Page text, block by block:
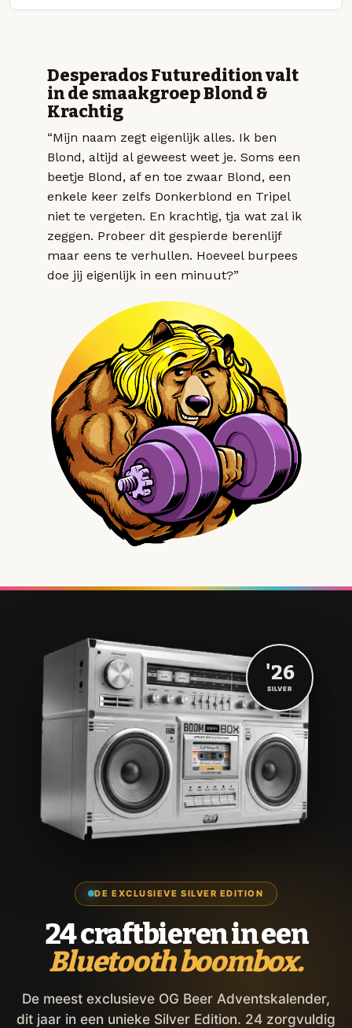
Desperados Futuredition valt
in de smaakgroep Blond &
Krachtig
“Mijn naam zegt eigenlijk alles. Ik ben
Blond, altijd al geweest weet je. Soms een
beetje Blond, af en toe zwaar Blond, een
enkele keer zelfs Donkerblond en Tripel
niet te vergeten. En krachtig, tja wat zal ik
zeggen. Probeer dit gespierde berenlijf
maar eens te verhullen. Hoeveel burpees
doe jij eigenlijk in een minuut?”
DE EXCLUSIEVE SILVER EDITION
24 craftbieren in een
Bluetooth boombox.
De meest exclusieve OG Beer Adventskalender,
dit jaar in een unieke Silver Edition. 24 zorgvuldig
'26
SILVER